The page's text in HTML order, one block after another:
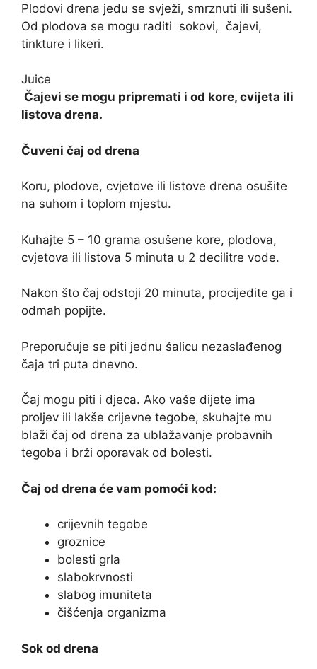
Plodovi drena jedu se svježi, smrznuti ili sušeni.
Od plodova se mogu raditi sokovi, čajevi,
tinkture i likeri.
Juice
Čajevi se mogu pripremati i od kore, cvijeta ili
listova drena.
Čuveni čaj od drena
Koru, plodove, cvjetove ili listove drena osušite
na suhom i toplom mjestu.
Kuhajte 5 – 10 grama osušene kore, plodova,
cvjetova ili listova 5 minuta u 2 decilitre vode.
Nakon što čaj odstoji 20 minuta, procijedite ga i
odmah popijte.
Preporučuje se piti jednu šalicu nezaslađenog
čaja tri puta dnevno.
Čaj mogu piti i djeca. Ako vaše dijete ima
proljev ili lakše crijevne tegobe, skuhajte mu
blaži čaj od drena za ublažavanje probavnih
tegoba i brži oporavak od bolesti.
Čaj od drena će vam pomoći kod:
crijevnih tegobe
groznice
bolesti grla
slabokrvnosti
slabog imuniteta
čišćenja organizma
Sok od drena